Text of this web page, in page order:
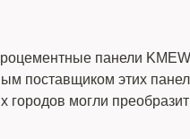
панели
поставщиком этих
городов могли